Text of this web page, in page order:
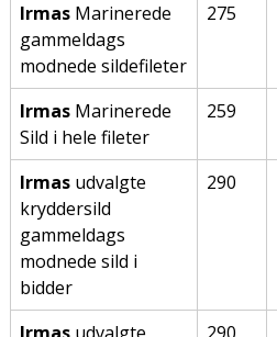
Irmas Marinerede
gammeldags
modnede sildefileter
275
Irmas Marinerede
Sild i hele fileter
259
Irmas udvalgte
kryddersild
gammeldags
modnede sild i
bidder
290